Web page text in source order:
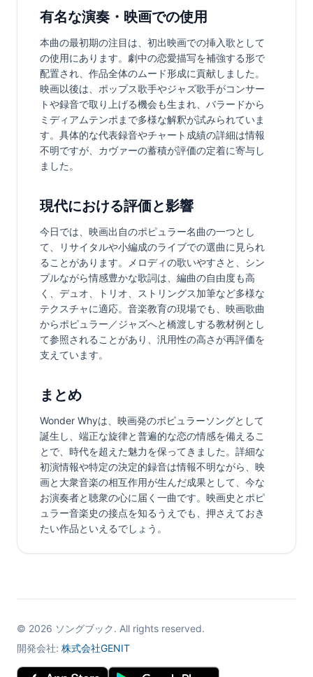
有名な演奏・映画での使用
本曲の最初期の注目は、初出映画での挿入歌として
の使用にあります。劇中の恋愛描写を補強する形で
配置され、作品全体のムード形成に貢献しました。
映画以後は、ポップス歌手やジャズ歌手がコンサー
トや録音で取り上げる機会も生まれ、バラードから
ミディアムテンポまで多様な解釈が試みられていま
す。具体的な代表録音やチャート成績の詳細は情報
不明ですが、カヴァーの蓄積が評価の定着に寄与し
ました。
現代における評価と影響
今日では、映画出自のポピュラー名曲の一つとし
て、リサイタルや小編成のライブでの選曲に見られ
ることがあります。メロディの歌いやすさと、シン
プルながら情感豊かな歌詞は、編曲の自由度も高
く、デュオ、トリオ、ストリングス加筆など多様な
テクスチャに適応。音楽教育の現場でも、映画歌曲
からポピュラー／ジャズへと橋渡しする教材例とし
て参照されることがあり、汎用性の高さが再評価を
支えています。
まとめ
Wonder Whyは、映画発のポピュラーソングとして
誕生し、端正な旋律と普遍的な恋の情感を備えるこ
とで、時代を超えた魅力を保ってきました。詳細な
初演情報や特定の決定的録音は情報不明ながら、映
画と大衆音楽の相互作用が生んだ成果として、今な
お演奏者と聴衆の心に届く一曲です。映画史とポピ
ュラー音楽史の接点を知るうえでも、押さえておき
たい作品といえるでしょう。
© 2026 ソングブック. All rights reserved.
開発会社: 株式会社GENIT